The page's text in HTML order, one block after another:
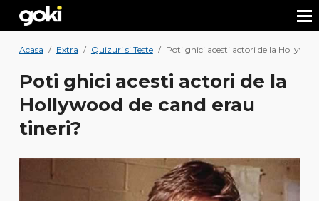
Acasa / Extra / Quizuri si Teste / Poti ghici acesti actori de la
Poti ghici acesti actori de la
Hollywood de cand erau
tineri?